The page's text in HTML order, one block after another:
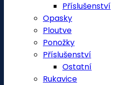
Příslušenství
Opasky
Ploutve
Ponožky
Příslušenství
Ostatní
Rukavice